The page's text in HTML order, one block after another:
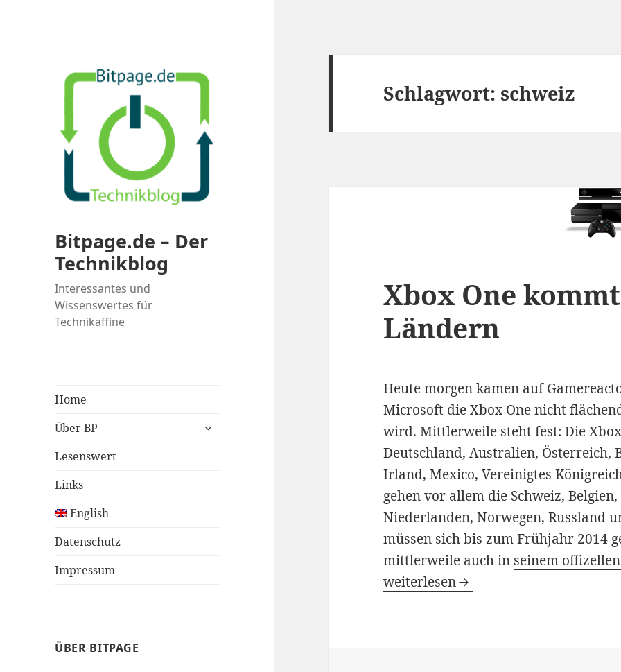
Bitpage.de – Der
Technikblog
Interessantes und
Wissenswertes für
Technikaffine
Home
Über BP
untermenü
Lesenswert
Links
English
Datenschutz
Impressum
ÜBER BITPAGE
Schlagwort:schweiz
Xbox One
Ländern
Heute morgen kamen auf
Microsoft die Xbox One nicht
wird. Mittlerweile steht fest: Die
Deutschland, Australien, Österreich,
Irland, Mexico, Vereinigtes
gehen vor allem die Schweiz,
Niederlanden, Norwegen, Russland
müssen sich bis zum Frühjahr 2014
mittlerweile auch in seinem
Xbox One kommt in 13 statt 21
weiterlesen